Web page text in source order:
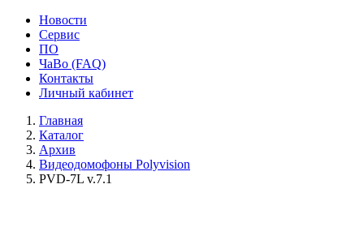
Новости
Сервис
ПО
ЧаВо (FAQ)
Контакты
Личный кабинет
Главная
Каталог
Архив
Видеодомофоны Polyvision
PVD-7L v.7.1